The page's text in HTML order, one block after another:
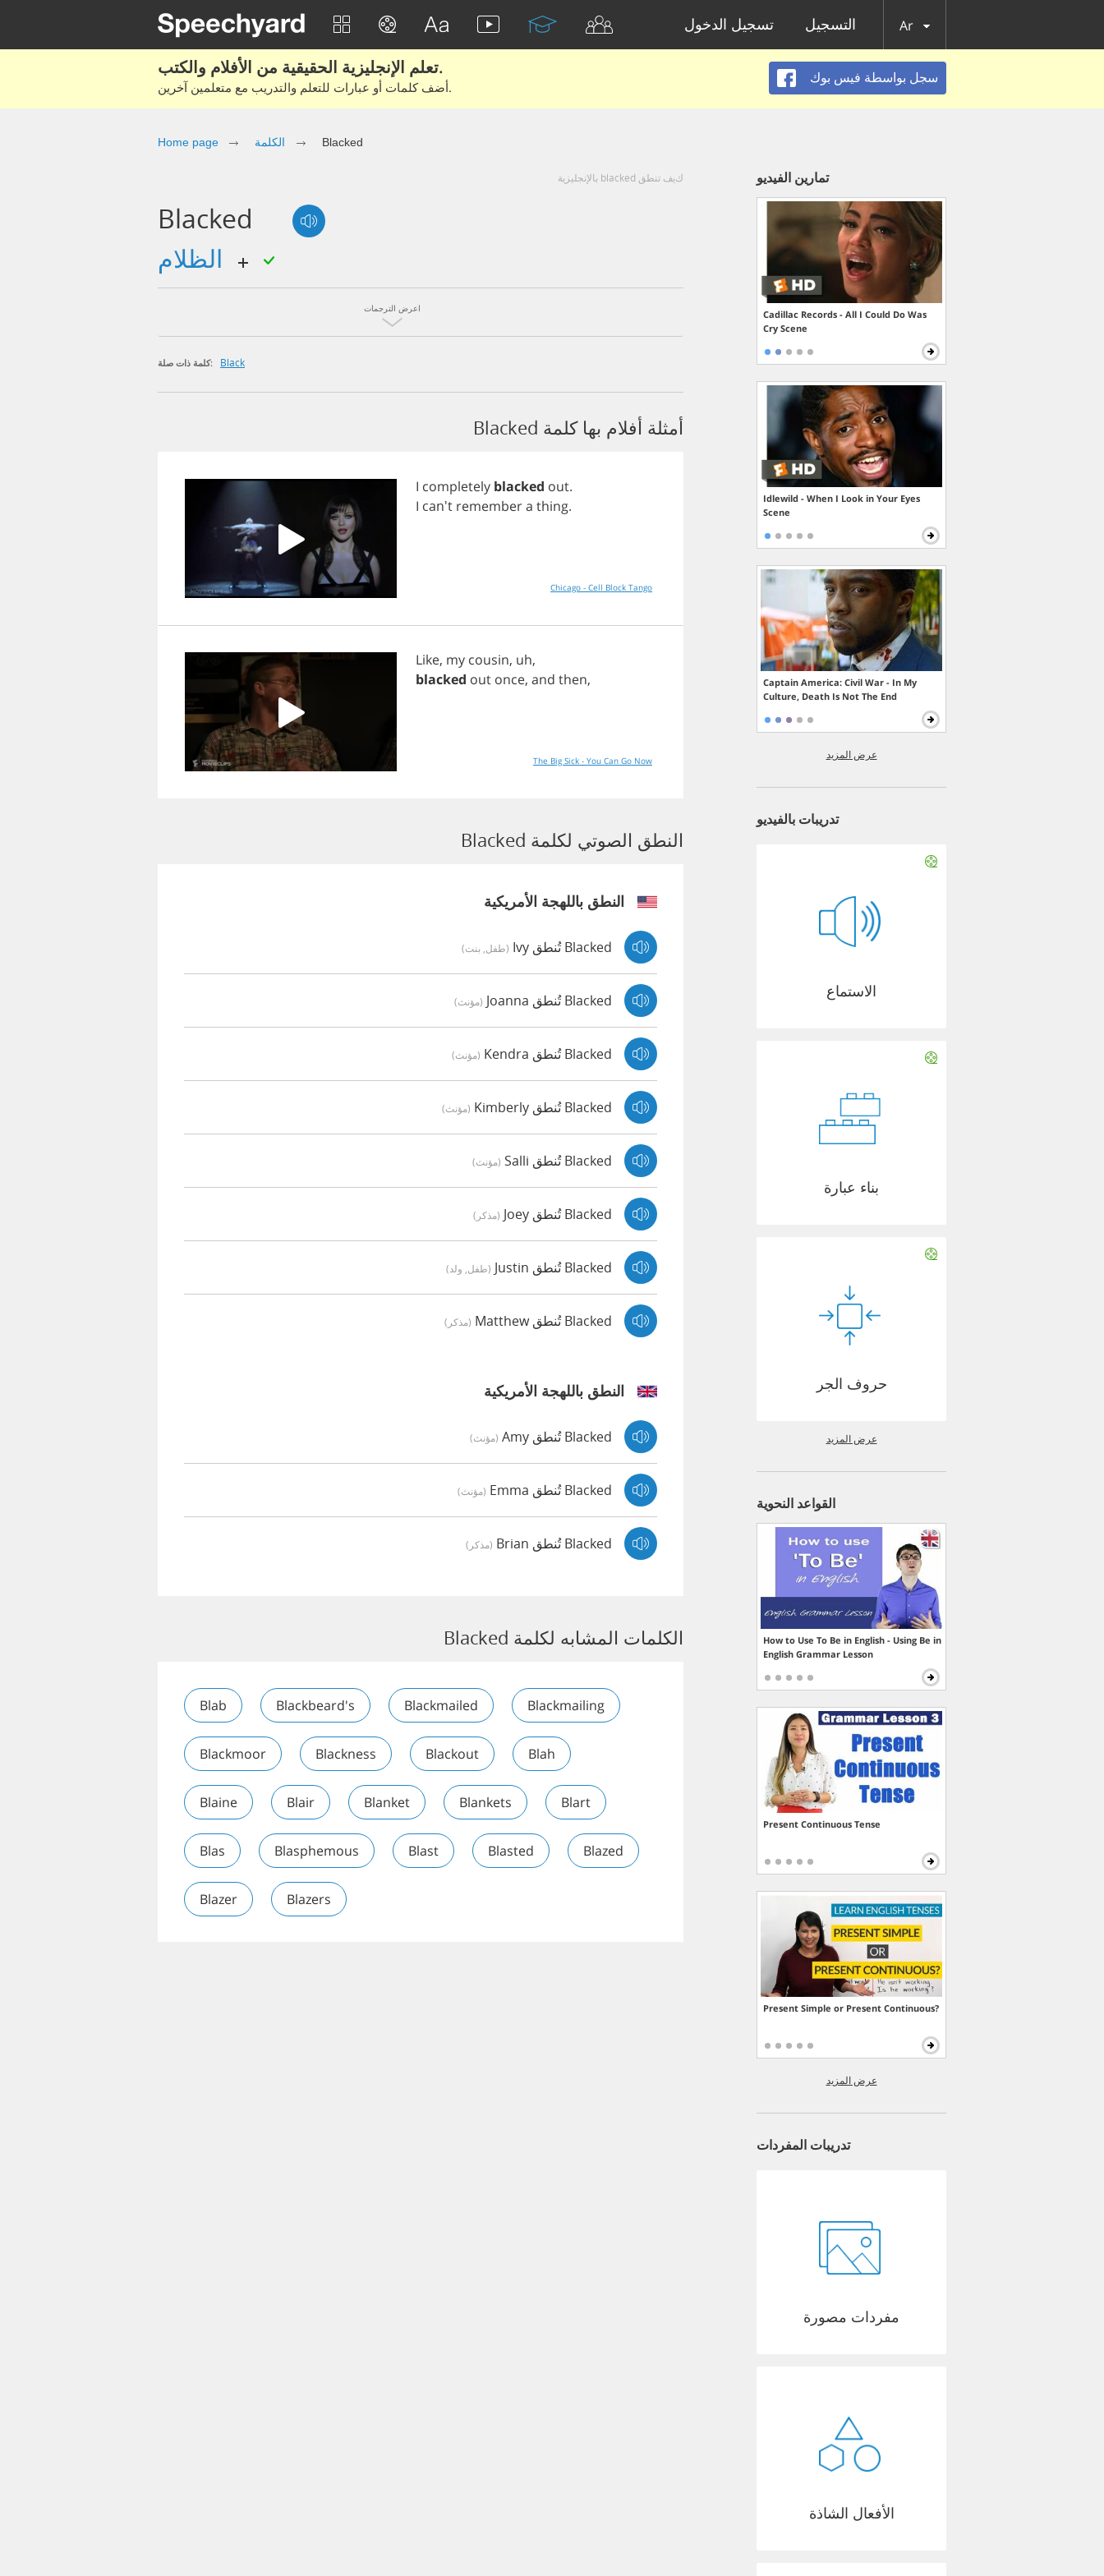
تسجيل الدخول التسجيل Ar
تعلم الإنجليزية الحقيقية من الأفلام والكتب.
أضف كلمات أو عبارات للتعلم والتدريب مع متعلمين آخرين.
سجل بواسطة فيس بوك
Home page الكلمة Blacked
كيف تنطق blacked بالإنجليزية
Blacked
اعرض الترجمات
كلمة ذات صلة: Black
أمثلة أفلام بها كلمة Blacked
I completely blacked out.
I can't remembera thing.
Chicago - Cell Block Tango
Like, my cousin, uh,
blacked out once, and then,
The Big Sick - You Can Go Now
النطق الصوتي لكلمة Blacked
النطق باللهجة الأمريكية
Blacked تُنطق Ivy (طفل, بنت)
Blacked تُنطق Joanna (مؤنث)
Blacked تُنطق Kendra (مؤنث)
Blacked تُنطق Kimberly (مؤنث)
Blacked تُنطق Salli (مؤنث)
Blacked تُنطق Joey (مذكر)
Blacked تُنطق Justin (طفل, ولد)
Blacked تُنطق Matthew (مذكر)
النطق باللهجة الأمريكية
Blacked تُنطق Amy (مؤنث)
Blacked تُنطق Emma (مؤنث)
Blacked تُنطق Brian (مذكر)
الكلمات المشابه لكلمة Blacked
Blab Blackbeard's Blackmailed Blackmailing
Blackmoor Blackness Blackout Blah
Blaine Blair Blanket Blankets Blart
Blas Blasphemous Blast Blasted Blazed
Blazer Blazers
تمارين الفيديو
Cadillac Records - All I Could Do Was
Cry Scene
Idlewild - When I Look in Your Eyes
Scene
Captain America: Civil War - In My
Culture, Death Is Not The End
عرض المزيد
تدريبات بالفيديو
الاستماع
بناء عبارة
حروف الجر
عرض المزيد
القواعد النحوية
How to Use To Be in English - Using Be in
English Grammar Lesson
Present Continuous Tense
Present Simple or Present Continuous?
عرض المزيد
تدريبات المفردات
مفردات مصورة
الأفعال الشاذة